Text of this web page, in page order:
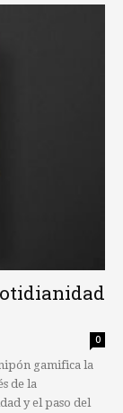
0
gamifica la
de la
y el paso del